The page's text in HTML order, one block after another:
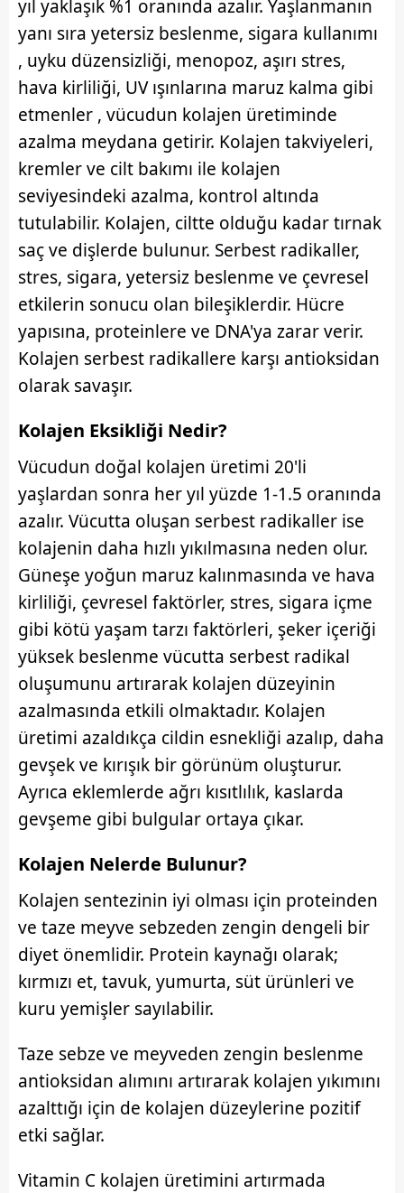
Sizlere daha iyi bir hizmet sunabilmek için İnternet
Sitemizde kendimize ve üçüncü kişilere ait çerezler
kullanılmaktadır. Bu çerezler vasıtasıyla çeşitli kişisel
verileriniz işlenmekte olup gerekli olan çerezler bilgi
toplumu hizmetlerinin sunulması amacıyla
kullanılmaktadır. Diğer çerezler, sitemizin daha işlevsel
kılınması ve kişiselleştirilmesi ve sizlere yönelik
reklam/pazarlama faaliyetlerinin yapılması, amaçlarıyla
sınırlı olarak açık rızanız dahilinde kullanılacaktır.
Çerezlere ilişkin tercihlerinizi aşağıda yer alan panel
vasıtasıyla belirleyebilirsiniz. Çerezlere ilişkin detaylı bilgi
için Ayarlar butonuna tıklayabilir,
Çerez Bilgilendirme
Metnimiziziyaret edebilirsiniz.
6698 sayılı Kişisel Verilerin Korunması Kanunu uyarınca
hazırlanmış Aydınlatma Metnimizi okumak ve sitemizde
ilgili mevzuata uygun olarak kullanılan çerezlerle ilgili bilgi
almak için lütfentıklayınız
yıl yaklaşık %1 oranında azalır. Yaşlanmanın
yanı sıra yetersiz beslenme, sigara kullanımı
, uyku düzensizliği, menopoz, aşırı stres,
hava kirliliği, UV ışınlarına maruz kalma gibi
etmenler , vücudun kolajen üretiminde
azalma meydana getirir. Kolajen takviyeleri,
kremler ve cilt bakımı ile kolajen
seviyesindeki azalma, kontrol altında
tutulabilir. Kolajen, ciltte olduğu kadar tırnak
saç ve dişlerde bulunur. Serbest radikaller,
stres, sigara, yetersiz beslenme ve çevresel
etkilerin sonucu olan bileşiklerdir. Hücre
yapısına, proteinlere ve DNA'ya zarar verir.
Kolajen serbest radikallere karşı antioksidan
olarak savaşır.
Kolajen Eksikliği Nedir?
Vücudun doğal kolajen üretimi 20'li
yaşlardan sonra her yıl yüzde 1-1.5 oranında
azalır. Vücutta oluşan serbest radikaller ise
kolajenin daha hızlı yıkılmasına neden olur.
Güneşe yoğun maruz kalınmasında ve hava
kirliliği, çevresel faktörler, stres, sigara içme
gibi kötü yaşam tarzı faktörleri, şeker içeriği
yüksek beslenme vücutta serbest radikal
oluşumunu artırarak kolajen düzeyinin
azalmasında etkili olmaktadır. Kolajen
üretimi azaldıkça cildin esnekliği azalıp, daha
gevşek ve kırışık bir görünüm oluşturur.
Ayrıca eklemlerde ağrı kısıtlılık, kaslarda
gevşeme gibi bulgular ortaya çıkar.
Kolajen Nelerde Bulunur?
Kolajen sentezinin iyi olması için proteinden
ve taze meyve sebzeden zengin dengeli bir
diyet önemlidir. Protein kaynağı olarak;
kırmızı et, tavuk, yumurta, süt ürünleri ve
kuru yemişler sayılabilir.
Taze sebze ve meyveden zengin beslenme
antioksidan alımını artırarak kolajen yıkımını
azalttığı için de kolajen düzeylerine pozitif
etki sağlar.
Vitamin C kolajen üretimini artırmada